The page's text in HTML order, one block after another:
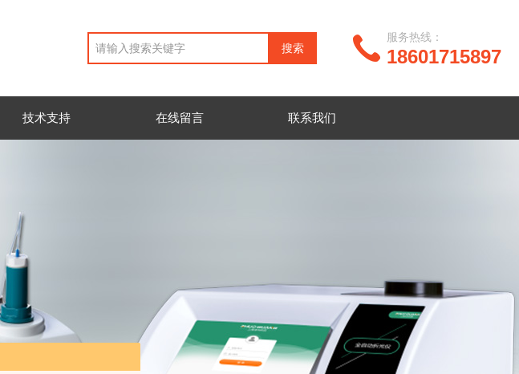
18601715897
服务热线：
技术支持 在线留言 联系我们